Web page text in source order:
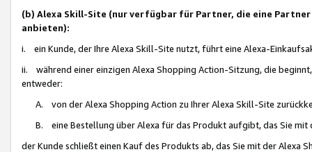
(b) Alexa Skill-Site (nur verfügbar für Partner, die eine
anbieten):
i. ein Kunde, der Ihre Alexa Skill-Site nutzt, führt eine Alexa-
ii. während einer einzigen Alexa Shopping Action-Sitzung, die
entweder:
A. von der Alexa Shopping Action zu Ihrer Alexa Skill-Site
B. eine Bestellung über Alexa für das Produkt aufgibt, das Sie mit
der Kunde schließt einen Kauf des Produkts ab, das Sie mit der Alexa